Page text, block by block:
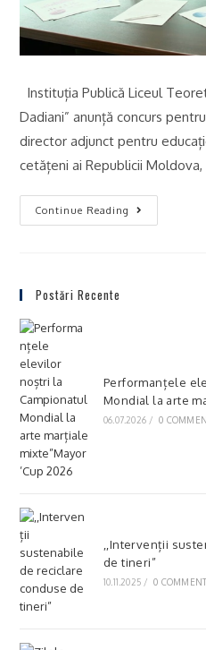
Instituția Publică Liceul
Dadiani” anunță concurs
director adjunct pentru
cetățeni ai Republicii
Continue Reading
Postări Recente
Performanțele
Mondial la arte
06.07.2026 / 0
,,Intervenții
de tineri”
10.11.2025 / 0